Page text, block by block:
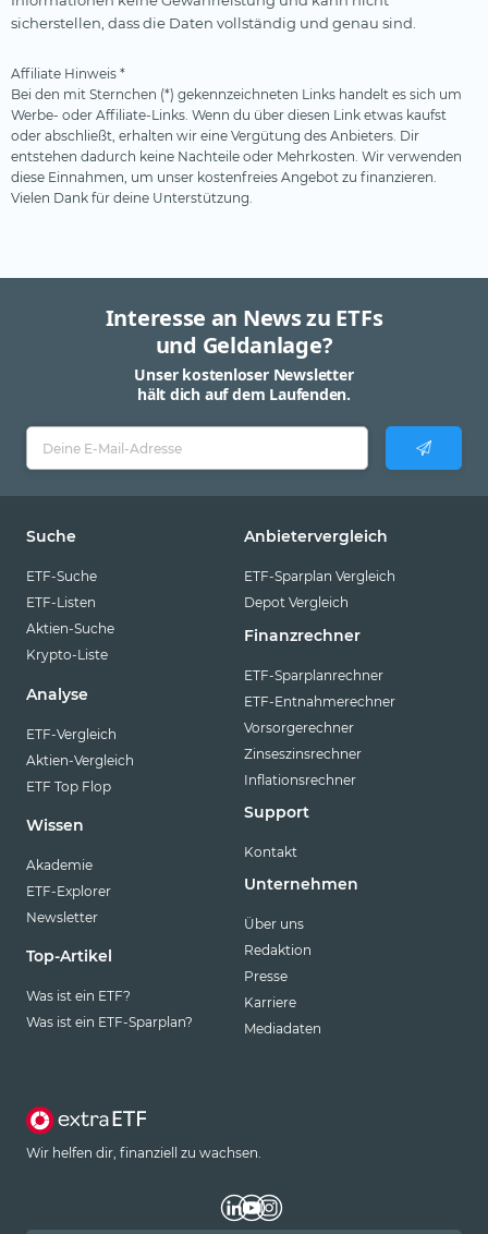
sicherstellen, dass die Daten vollständig und genau sind.
Affiliate Hinweis *
Bei den mit Sternchen (*) gekennzeichneten Links handelt es sich um
Werbe- oder Affiliate-Links. Wenn du über diesen Link etwas kaufst
oder abschließt, erhalten wir eine Vergütung des Anbieters. Dir
entstehen dadurch keine Nachteile oder Mehrkosten. Wir verwenden
diese Einnahmen, um unser kostenfreies Angebot zu finanzieren.
Vielen Dank für deine Unterstützung.
Interesse an News zu ETFs
und Geldanlage?
Unser kostenloser Newsletter
hält dich auf dem Laufenden.
Suche
ETF-Suche
ETF-Listen
Aktien-Suche
Krypto-Liste
Analyse
ETF-Vergleich
Aktien-Vergleich
ETF Top Flop
Wissen
Akademie
ETF-Explorer
Newsletter
Top-Artikel
Was ist ein ETF?
Was ist ein ETF-Sparplan?
Anbietervergleich
ETF-Sparplan Vergleich
Depot Vergleich
Finanzrechner
ETF-Sparplanrechner
ETF-Entnahmerechner
Vorsorgerechner
Zinseszinsrechner
Inflationsrechner
Support
Kontakt
Unternehmen
Über uns
Redaktion
Presse
Karriere
Mediadaten
Wir helfen dir, finanziell zu wachsen.